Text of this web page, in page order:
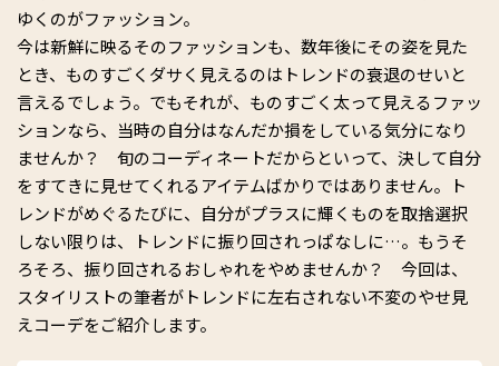
ゆくのがファッション。
今は新鮮に映るそのファッションも、数年後にその姿を見た
とき、ものすごくダサく見えるのはトレンドの衰退のせいと
言えるでしょう。でもそれが、ものすごく太って見えるファッ
ションなら、当時の自分はなんだか損をしている気分になり
ませんか？ 旬のコーディネートだからといって、決して自分
をすてきに見せてくれるアイテムばかりではありません。ト
レンドがめぐるたびに、自分がプラスに輝くものを取捨選択
しない限りは、トレンドに振り回されっぱなしに…。もうそ
ろそろ、振り回されるおしゃれをやめませんか？ 今回は、
スタイリストの筆者がトレンドに左右されない不変のやせ見
えコーデをご紹介します。